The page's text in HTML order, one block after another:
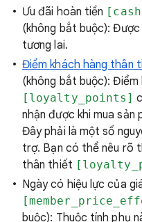
Ưu đãi hoàn tiền
(không bắt buộc):
tương lai.
Điểm khách hàng thân
(không bắt buộc):
[loyalty_points]
nhận được khi mua
Đây phải là một số
trợ. Bạn có thể nêu rõ
thân thiết
Ngày có hiệu lực của
buộc): Thuộc tính phụ